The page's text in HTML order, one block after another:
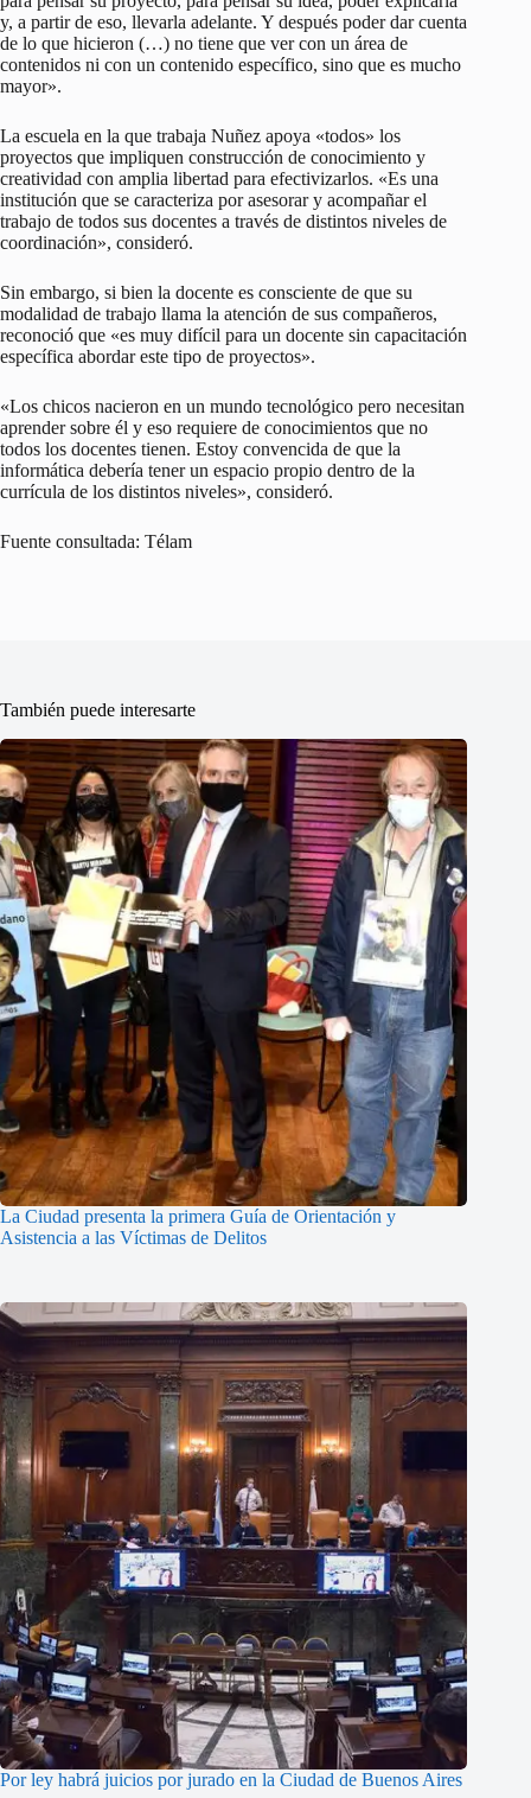
y, a partir de eso, llevarla adelante. Y después poder dar cuenta
de lo que hicieron (…) no tiene que ver con un área de
contenidos ni con un contenido específico, sino que es mucho
mayor».
La escuela en la que trabaja Nuñez apoya «todos» los
proyectos que impliquen construcción de conocimiento y
creatividad con amplia libertad para efectivizarlos. «Es una
institución que se caracteriza por asesorar y acompañar el
trabajo de todos sus docentes a través de distintos niveles de
coordinación», consideró.
Sin embargo, si bien la docente es consciente de que su
modalidad de trabajo llama la atención de sus compañeros,
reconoció que «es muy difícil para un docente sin capacitación
específica abordar este tipo de proyectos».
«Los chicos nacieron en un mundo tecnológico pero necesitan
aprender sobre él y eso requiere de conocimientos que no
todos los docentes tienen. Estoy convencida de que la
informática debería tener un espacio propio dentro de la
currícula de los distintos niveles», consideró.
Fuente consultada: Télam
También puede interesarte
La Ciudad presenta la primera Guía de Orientación y
Asistencia a las Víctimas de Delitos
Por ley habrá juicios por jurado en la Ciudad de Buenos Aires